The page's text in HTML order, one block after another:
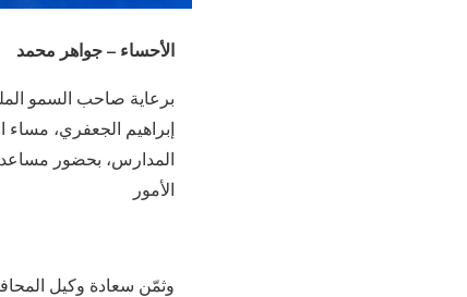
الأحساء – جواهر محمد
برعاية صاحب السمو
إبراهيم الجعفري، مساء
المدارس، بحضور مساعد
الأمور
وثمّن سعادة وكيل